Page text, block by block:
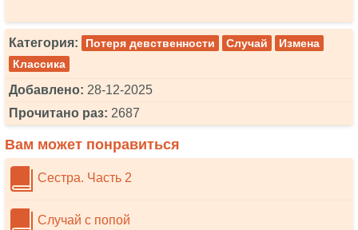
Категория: Потеря девственности Случай
Измена
Классика
Добавлено: 28-12-2025
Прочитано раз: 2687
Вам может понравиться
Сестра. Часть 2
Случай с попой